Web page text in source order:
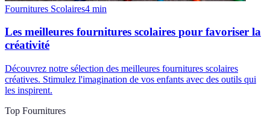
Fournitures Scolaires4 min
Les meilleures fournitures scolaires pour favoriser la
créativité
Découvrez notre sélection des meilleures fournitures scolaires
créatives. Stimulez l'imagination de vos enfants avec des outils qui
les inspirent.
Top Fournitures